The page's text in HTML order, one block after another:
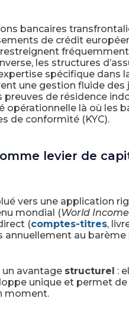
bancaires
de crédit
fréquemment
les structures
spécifique dans
une gestion fluide
preuves de résidence
opérationnelle là où les
de conformité (KYC).
levier de
vers une application
mondial (World Income
(comptes-titres,
au
un avantage structurel :
unique et permet de
moment.